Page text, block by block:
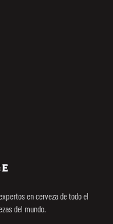
en cerveza de todo el
del mundo.